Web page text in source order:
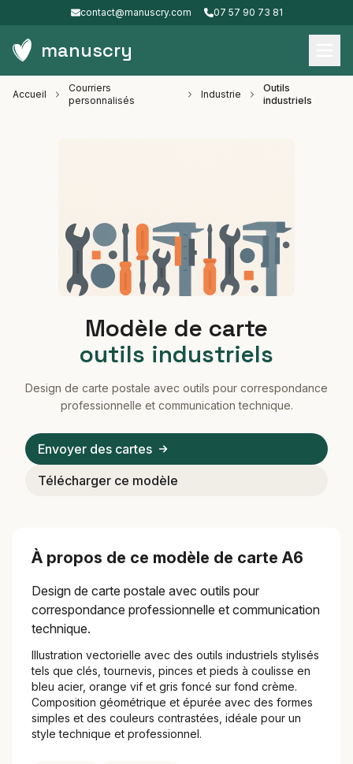
contact@manuscry.com 07 57 90 73 81
manuscry
Accueil
Courriers
personnalisés
Industrie
Outils
industriels
Modèle de carte
outils industriels
Design de carte postale avec outils pour correspondance
professionnelle et communication technique.
Envoyer des cartes
Télécharger ce modèle
À propos de ce modèle de carte A6
Design de carte postale avec outils pour
correspondance professionnelle et communication
technique.
Illustration vectorielle avec des outils industriels stylisés
tels que clés, tournevis, pinces et pieds à coulisse en
bleu acier, orange vif et gris foncé sur fond crème.
Composition géométrique et épurée avec des formes
simples et des couleurs contrastées, idéale pour un
style technique et professionnel.